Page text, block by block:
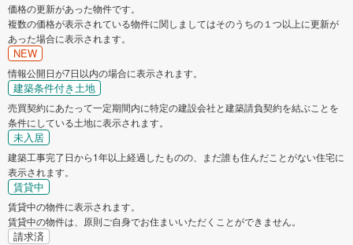
価格の更新があった物件です。
複数の価格が表示されている物件に関しましてはそのうちの１つ以上に更新が
あった場合に表示されます。
NEW
情報公開日が7日以内の場合に表示されます。
建築条件付き土地
売買契約にあたって一定期間内に特定の建設会社と建築請負契約を結ぶことを
条件にしている土地に表示されます。
未入居
建築工事完了日から1年以上経過したものの、まだ誰も住んだことがない住宅に
表示されます。
賃貸中
賃貸中の物件に表示されます。
賃貸中の物件は、原則ご自身でお住まいいただくことができません。
請求済